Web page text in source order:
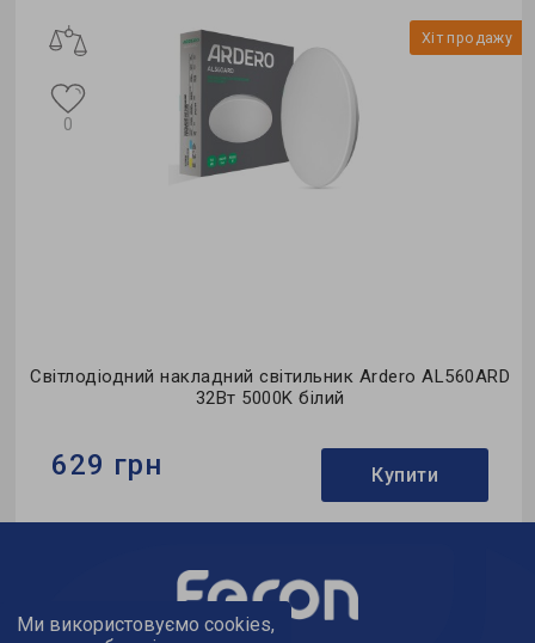
Хіт продажу
Світлодіодний накладний світильник Ardero AL560ARD
32Вт 5000K білий
0
629 грн Купити
Тип світильника:накладний
Тип джерела світла:LED
Ми використовуємо cookies,